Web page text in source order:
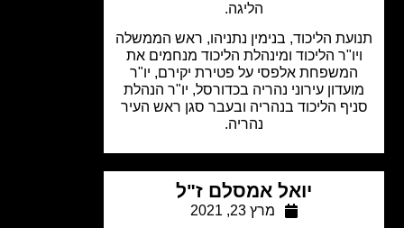
הליכוד, בנימין נתניהו, ראש הממשלה
הליכוד ומינהלת הליכוד מנחמים את
אלפסי על פטירת יקירם, יו"ר
עירוני נהריה בכדורסל, יו"ר הנהלת
הליכוד בנהריה ובעבר סגן ראש העיר
יואל אמסלם ז"ל
מרץ 23, 2021